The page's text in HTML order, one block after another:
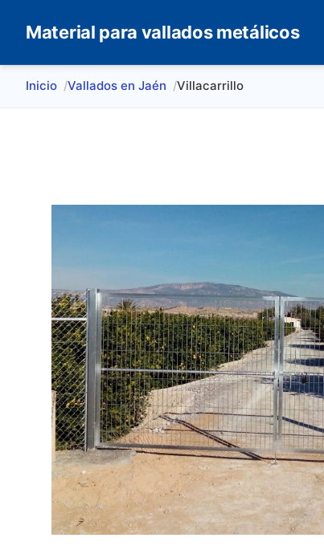
Material para vallados metálicos
Inicio Vallados en Jaén Villacarrillo